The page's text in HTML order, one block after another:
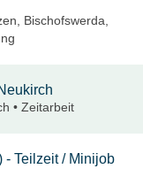
Bischofswerda,
• Zeitarbeit
- Teilzeit / Minijob